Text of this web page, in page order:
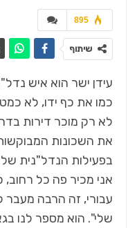
895
שיתוף
עידן ישר הוא איש
כמו את כף ידו, לא
לא רק מוכר דירות
את השכונות
בפעילות הנדל"נית
אני מכיר פה כל רחוב,
עבורי, זה הרבה מעבר
שלי". הוא מספר לנו